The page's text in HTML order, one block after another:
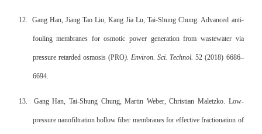
12. Gang Han, Jiang Tao Liu, Kang Jia Lu, Tai-Shung Chung. Advanced anti-
fouling membranes for osmotic power generation from wastewater via
pressure retarded osmosis (PRO). Environ. Sci. Technol. 52 (2018) 6686–
6694.
13. Gang Han, Tai-Shung Chung, Martin Weber, Christian Maletzko. Low-
pressure nanofiltration hollow fiber membranes for effective fractionation of